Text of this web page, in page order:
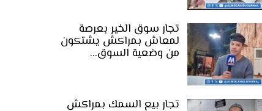
تجار سوق الخير بعرصة
لمعاش بمراكش يشتكون
من وضعية السوق…
تجار بيع السمك بمراكش